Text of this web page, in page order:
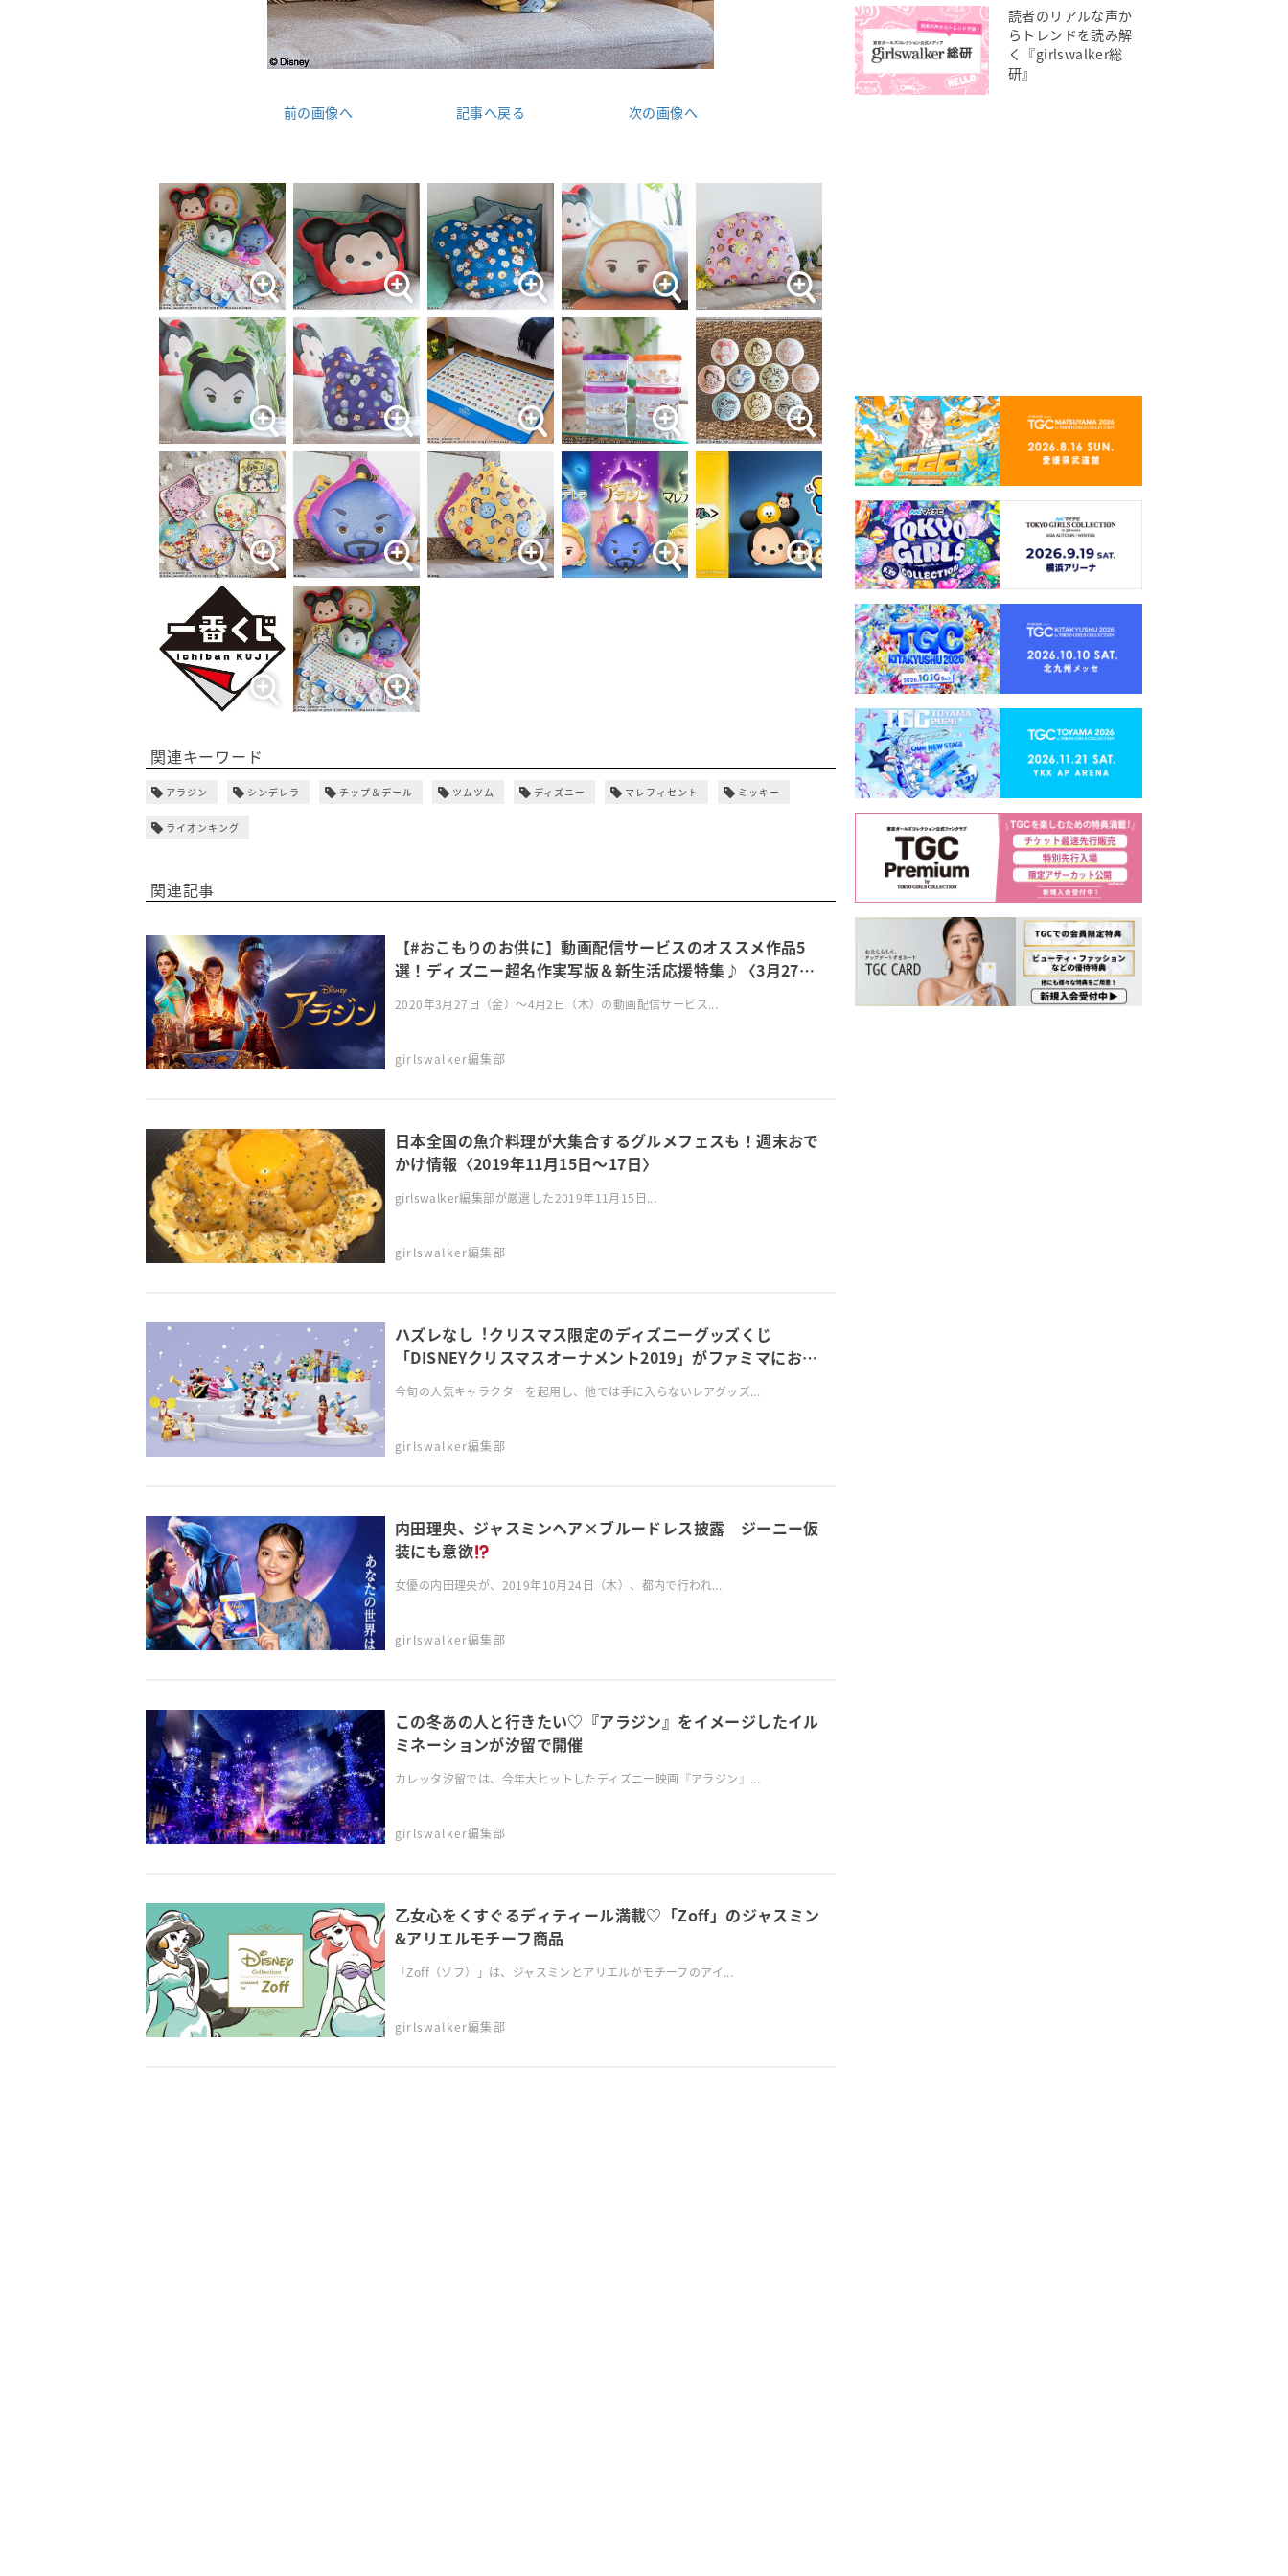
前の画像へ 記事へ戻る 次の画像へ
関連キーワード
アラジン シンデレラ チップ＆デール ツムツム ディズニー マレフィセント ミッキー
ライオンキング
関連記事
【#おこもりのお供に】動画配信サービスのオススメ作品5
選！ディズニー超名作実写版＆新生活応援特集♪〈3月27日
～4月2日〉
2020年3月27日（金）～4月2日（木）の動画配信サービス...
girlswalker編集部
日本全国の魚介料理が大集合するグルメフェスも！週末おで
かけ情報〈2019年11月15日～17日〉
girlswalker編集部が厳選した2019年11月15日...
girlswalker編集部
ハズレなし︕クリスマス限定のディズニーグッズくじ
「DISNEYクリスマスオーナメント2019」がファミマにお目
見え♡
今旬の⼈気キャラクターを起⽤し、他では⼿に⼊らないレアグッズ...
girlswalker編集部
内田理央、ジャスミンヘア×ブルードレス披露 ジーニー仮
装にも意欲
女優の内田理央が、2019年10月24日（木）、都内で行われ...
girlswalker編集部
この冬あの人と行きたい♡『アラジン』をイメージしたイル
ミネーションが汐留で開催
カレッタ汐留では、今年大ヒットしたディズニー映画『アラジン』...
girlswalker編集部
乙女心をくすぐるディティール満載♡「Zoff」のジャスミン
&アリエルモチーフ商品
「Zoff（ゾフ）」は、ジャスミンとアリエルがモチーフのアイ...
girlswalker編集部
読者のリアルな声か
らトレンドを読み解
く『girlswalker総
研』